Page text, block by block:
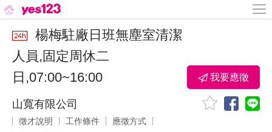
楊梅駐廠日班無塵室清潔
人員,固定周休二
日,07:00~16:00
山寬有限公司
徵才說明 工作條件
應徵方式
我要應徵